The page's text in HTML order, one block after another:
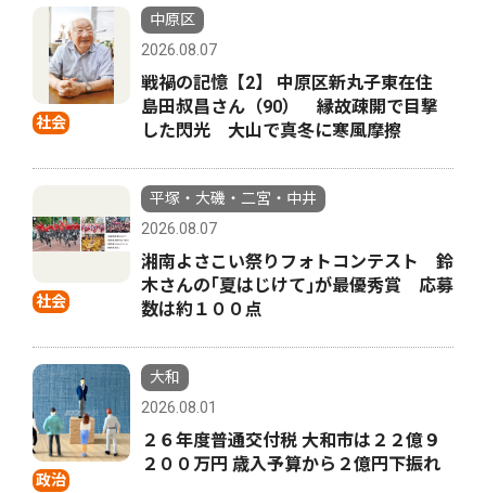
社会
中原区
2026.08.07
戦禍の記憶【2】 中原区新丸子東在住
島田叔昌さん（90） 縁故疎開で目撃
した閃光 大山で真冬に寒風摩擦
社会
平塚・大磯・二宮・中井
2026.08.07
湘南よさこい祭りフォトコンテスト 鈴
木さんの｢夏はじけて｣が最優秀賞 応募
数は約１００点
政治
大和
2026.08.01
２６年度普通交付税 大和市は２２億９
２００万円 歳入予算から２億円下振れ